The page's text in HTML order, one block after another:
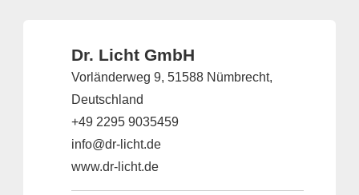
Dr. Licht GmbH
Vorländerweg 9, 51588 Nümbrecht,
Deutschland
+49 2295 9035459
info@dr-licht.de
www.dr-licht.de